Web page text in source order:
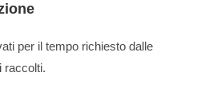
per il tempo richiesto dalle
raccolti.